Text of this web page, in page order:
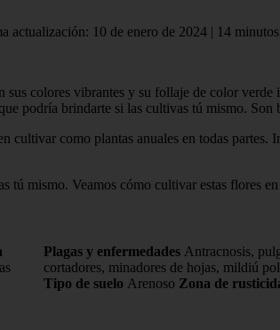
10 de enero de 2024 | 14 minutos
sus colores vibrantes y su follaje de color
podría brindarte si las cultivas tú mismo.
cultivar como plantas anuales en todas
tú mismo. Veamos cómo cultivar estas flores
Plagas y enfermedades Antracnosis,
cortadores, minadores de hojas, mildiú
Tipo de suelo Arenoso Zona de